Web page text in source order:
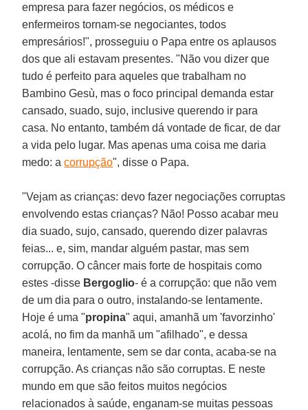
empresa para fazer negócios, os médicos e
enfermeiros tornam-se negociantes, todos
empresários!", prosseguiu o Papa entre os aplausos
dos que ali estavam presentes. "Não vou dizer que
tudo é perfeito para aqueles que trabalham no
Bambino Gesù, mas o foco principal demanda estar
cansado, suado, sujo, inclusive querendo ir para
casa. No entanto, também dá vontade de ficar, de dar
a vida pelo lugar. Mas apenas uma coisa me daria
medo: acorrupção", disse o Papa.
"Vejam as crianças: devo fazer negociações corruptas
envolvendo estas crianças? Não! Posso acabar meu
dia suado, sujo, cansado, querendo dizer palavras
feias... e, sim, mandar alguém pastar, mas sem
corrupção. O câncer mais forte de hospitais como
estes -disse Bergoglio- é a corrupção: que não vem
de um dia para o outro, instalando-se lentamente.
Hoje é uma "propina" aqui, amanhã um 'favorzinho'
acolá, no fim da manhã um "afilhado", e dessa
maneira, lentamente, sem se dar conta, acaba-se na
corrupção. As crianças não são corruptas. E neste
mundo em que são feitos muitos negócios
relacionados à saúde, enganam-se muitas pessoas